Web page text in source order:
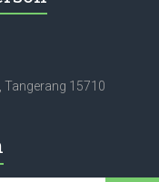
Tangerang 15710